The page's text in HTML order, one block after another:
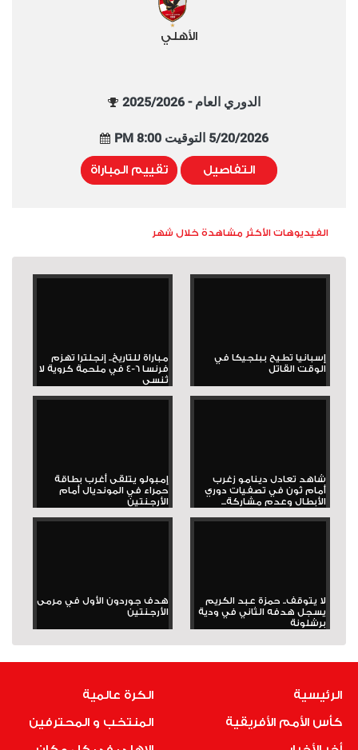
الأهلي
الدوري العام - 2025/2026
5/20/2026 التوقيت 8:00 PM
التفاصيل تقييم المباراة
الفيديوهات الأكثر مشاهدة خلال شهر
إسبانيا تطيح ببلجيكا في
الوقت القاتل
مباراة للتاريخ.. إنجلترا تهزم
فرنسا 6-4 في ملحمة كروية لا
تُنسى
شاهد تعادل دينامو زغرب
أمام ثون في تصفيات دوري
الأبطال وعدم مشاركة...
إمبولو يتلقى أغرب بطاقة
حمراء في المونديال أمام
الأرجنتين
لا يتوقف.. حمزة عبد الكريم
يسجل هدفه الثاني في ودية
برشلونة
هدف جوردون الأول في مرمى
الأرجنتين
الرئيسية
كأس الأمم الأفريقية
الكرة عالمية
المنتخب و المحترفين